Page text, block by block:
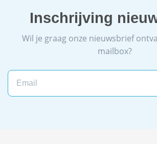
Inschrijving
Wil je graag onze nieuwsbrief
mailbox?
Email